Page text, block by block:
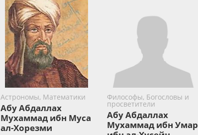
Астрономы, Математики
Абу Абдаллах
Мухаммад ибн Муса
ал-Хорезми
Философы, Богословы и
просветители
Абу Абдаллах
Мухаммад ибн Умар